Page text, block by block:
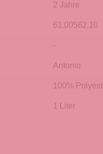
2 Jahre
61.00562.10
-
Antonio
100%
1 Liter